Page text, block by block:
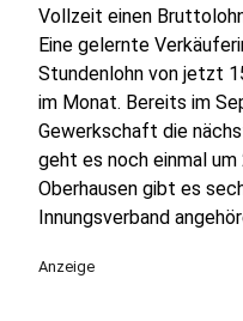
Vollzeit einen
Eine gelernte
Stundenlohn von jetzt
im Monat. Bereits im
Gewerkschaft die
geht es noch einmal
Oberhausen gibt es
Innungsverband
Anzeige